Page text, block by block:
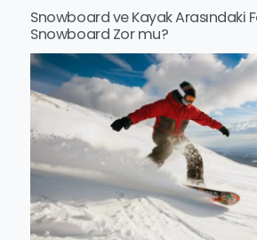
Snowboard ve Kayak Arasındaki
Snowboard Zor mu?